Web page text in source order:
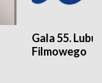
Gala 55.
Filmowego